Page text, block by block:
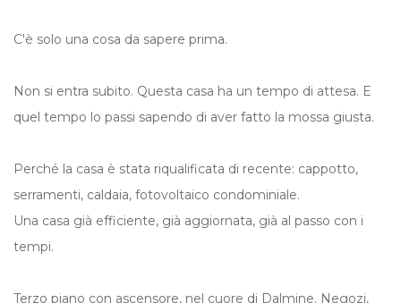
C'è solo una cosa da sapere prima.
Non si entra subito. Questa casa ha un tempo di attesa. E
quel tempo lo passi sapendo di aver fatto la mossa giusta.
Perché la casa è stata riqualificata di recente: cappotto,
serramenti, caldaia, fotovoltaico condominiale.
Una casa già efficiente, già aggiornata, già al passo con i
tempi.
Terzo piano con ascensore, nel cuore di Dalmine. Negozi,